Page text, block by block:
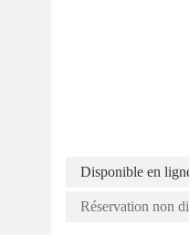
Disponible en
Réservation non